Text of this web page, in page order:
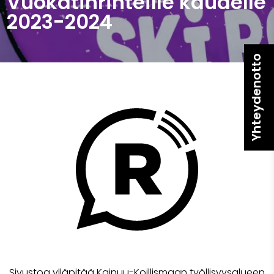
2023-2024
Yhteydenotto